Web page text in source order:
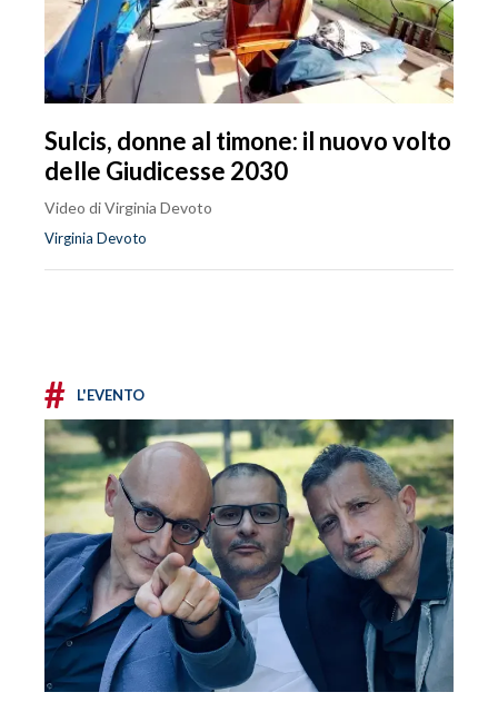
Sulcis, donne al timone: il nuovo volto
delle Giudicesse 2030
Video di Virginia Devoto
Virginia Devoto
# L'EVENTO